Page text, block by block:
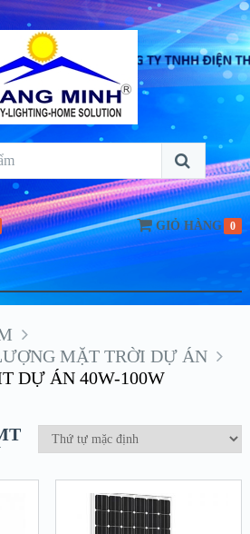
GIỎ HÀNG 0
MẶT TRỜI DỰ ÁN
DỰ ÁN 40W-100W